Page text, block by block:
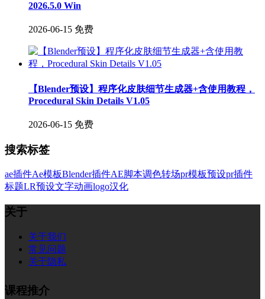
2026.5.0 Win
2026-06-15 免费
【Blender预设】程序化皮肤细节生成器+含使用教程，
Procedural Skin Details V1.05
2026-06-15 免费
搜索标签
ae插件Ae模板Blender插件AE脚本调色转场pr模板预设pr插件
标题LR预设文字动画logo汉化
关于
关于我们
常见问题
关于隐私
课程推介